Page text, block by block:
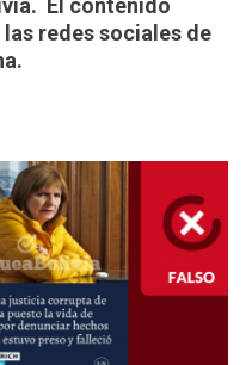
El contenido
redes sociales de